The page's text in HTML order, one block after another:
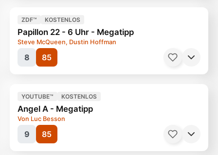
8 85
ZDF™ KOSTENLOS
Papillon 22 - 6 Uhr - Megatipp
Steve McQueen, Dustin Hoffman
9 85
YOUTUBE™ KOSTENLOS
Angel A - Megatipp
Von Luc Besson